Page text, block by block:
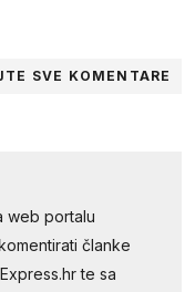
SVE KOMENTARE
web portalu
članke
te sa